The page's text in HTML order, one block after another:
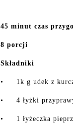
45 minut czas
8 porcji
Składniki
• 1k g udek z
• 4 łyżki
• 1 łyżeczka